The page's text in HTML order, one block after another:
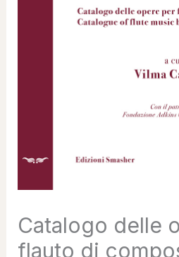
Catalogo delle
flauto di